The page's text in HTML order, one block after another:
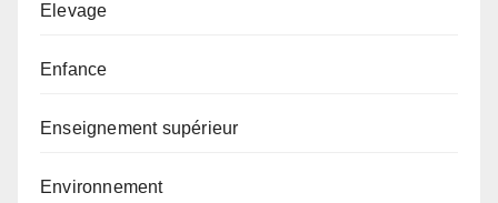
Elevage
Enfance
Enseignement supérieur
Environnement